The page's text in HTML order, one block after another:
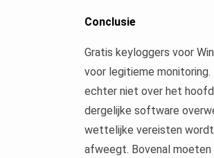
Conclusie
Gratis keyloggers voor
voor legitieme monitoring.
echter niet over het hoofd
dergelijke software
wettelijke vereisten wordt
afweegt. Bovenal